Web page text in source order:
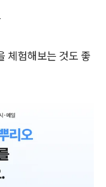
체험해보는 것도 좋